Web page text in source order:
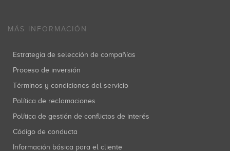
MÁS INFORMACIÓN
Estrategia de selección de compañías
Proceso de inversión
Términos y condiciones del servicio
Política de reclamaciones
Política de gestión de conflictos de interés
Código de conducta
Información básica para el cliente